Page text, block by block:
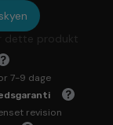
dette produkt
7-9 dage
revision